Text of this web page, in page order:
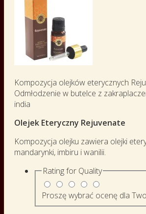
Kompozycja olejków eterycznych
Odmłodzenie w butelce z
india
Olejek Eteryczny Rejuvenate
Kompozycja olejku zawiera olejki
mandarynki, imbiru i wanilii.
Rating for Quality
Proszę wybrać ocenę dla